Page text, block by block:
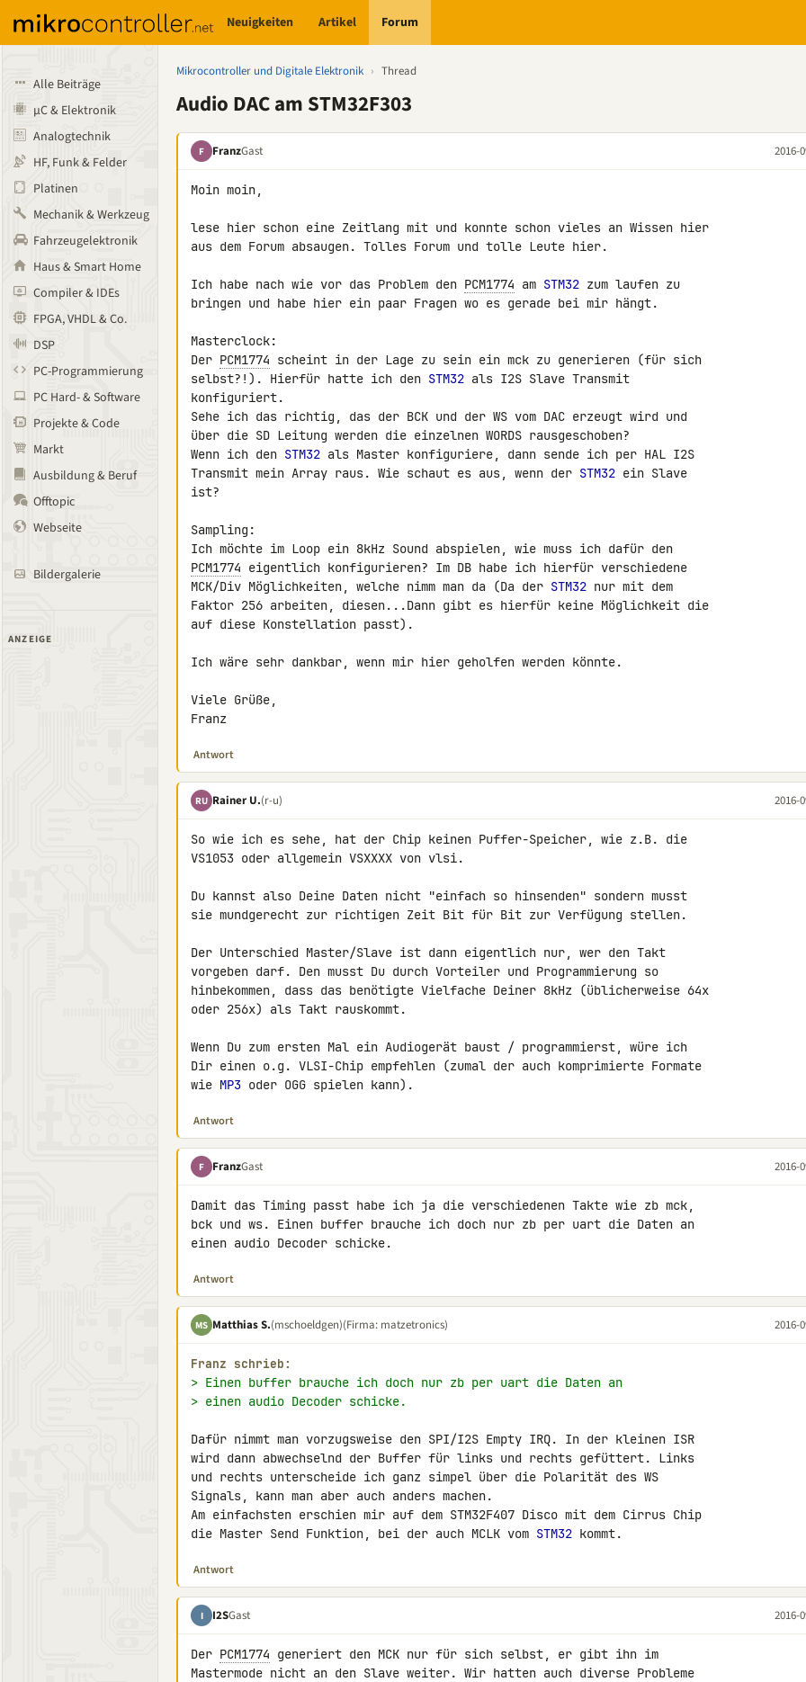
Neuigkeiten Artikel Forum
Alle Beiträge
µC & Elektronik
Analogtechnik
HF, Funk & Felder
Platinen
Mechanik & Werkzeug
Fahrzeugelektronik
Haus & Smart Home
Compiler & IDEs
FPGA, VHDL & Co.
DSP
PC-Programmierung
PC Hard- & Software
Projekte & Code
Markt
Ausbildung & Beruf
Offtopic
Webseite
Bildergalerie
ANZEIGE
Mikrocontroller und Digitale Elektronik › Thread
Audio DAC am STM32F303
F FranzGast 2016-
Moin moin,
lese hier schon eine Zeitlang mit und konnte schon vieles an Wissen hier
aus dem Forum absaugen. Tolles Forum und tolle Leute hier.
Ich habe nach wie vor das Problem den PCM1774 am STM32 zum laufen zu
bringen und habe hier ein paar Fragen wo es gerade bei mir hängt.
Masterclock:
Der PCM1774 scheint in der Lage zu sein ein mck zu generieren (für sich
selbst?!). Hierfür hatte ich den STM32 als I2S Slave Transmit
konfiguriert.
Sehe ich das richtig, das der BCK und der WS vom DAC erzeugt wird und
über die SD Leitung werden die einzelnen WORDS rausgeschoben?
Wenn ich den STM32 als Master konfiguriere, dann sende ich per HAL I2S
Transmit mein Array raus. Wie schaut es aus, wenn der STM32 ein Slave
ist?
Sampling:
PCM1774 eigentlich konfigurieren? Im DB habe ich hierfür verschiedene
MCK/Div Möglichkeiten, welche nimm man da (Da der STM32 nur mit dem
Faktor 256 arbeiten, diesen...Dann gibt es hierfür keine Möglichkeit die
auf diese Konstellation passt).
Ich wäre sehr dankbar, wenn mir hier geholfen werden könnte.
Viele Grüße,
Franz
Antwort
RU Rainer U.(r-u) 2016-
So wie ich es sehe, hat der Chip keinen Puffer-Speicher, wie z.B. die
VS1053 oder allgemein VSXXXX von vlsi.
Du kannst also Deine Daten nicht "einfach so hinsenden" sondern musst
sie mundgerecht zur richtigen Zeit Bit für Bit zur Verfügung stellen.
Der Unterschied Master/Slave ist dann eigentlich nur, wer den Takt
vorgeben darf. Den musst Du durch Vorteiler und Programmierung so
hinbekommen, dass das benötigte Vielfache Deiner 8kHz (üblicherweise 64x
oder 256x) als Takt rauskommt.
Wenn Du zum ersten Mal ein Audiogerät baust / programmierst, würe ich
Dir einen o.g. VLSI-Chip empfehlen (zumal der auch komprimierte Formate
wie MP3 oder OGG spielen kann).
Antwort
F FranzGast 2016-
Damit das Timing passt habe ich ja die verschiedenen Takte wie zb mck,
bck und ws. Einen buffer brauche ich doch nur zb per uart die Daten an
einen audio Decoder schicke.
Antwort
MS Matthias S.(mschoeldgen)(Firma: matzetronics) 2016-
Franz schrieb:
> Einen buffer brauche ich doch nur zb per uart die Daten an
> einen audio Decoder schicke.
Dafür nimmt man vorzugsweise den SPI/I2S Empty IRQ. In der kleinen ISR
wird dann abwechselnd der Buffer für links und rechts gefüttert. Links
und rechts unterscheide ich ganz simpel über die Polarität des WS
Signals, kann man aber auch anders machen.
Am einfachsten erschien mir auf dem STM32F407 Disco mit dem Cirrus Chip
die Master Send Funktion, bei der auch MCLK vom STM32 kommt.
Antwort
I I2SGast 2016-
Der PCM1774 generiert den MCK nur für sich selbst, er gibt ihn im
Mastermode nicht an den Slave weiter. Wir hatten auch diverse Probleme